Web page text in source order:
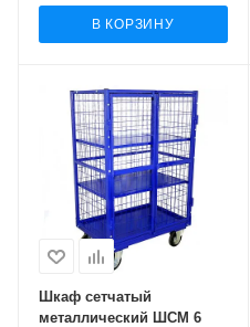
В КОРЗИНУ
Шкаф сетчатый
металлический ШСМ 6